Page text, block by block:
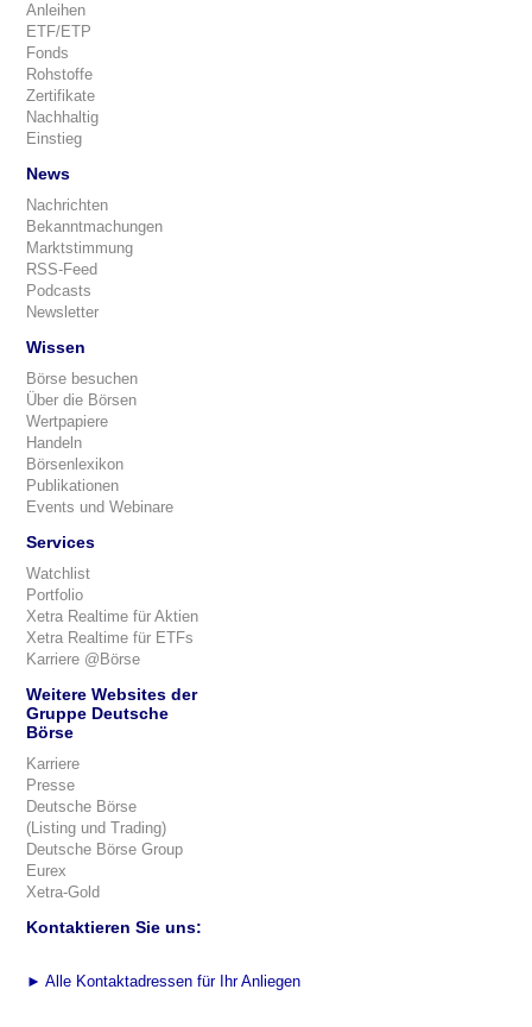
Anleihen
ETF/ETP
Fonds
Rohstoffe
Zertifikate
Nachhaltig
Einstieg
News
Nachrichten
Bekanntmachungen
Marktstimmung
RSS-Feed
Podcasts
Newsletter
Wissen
Börse besuchen
Über die Börsen
Wertpapiere
Handeln
Börsenlexikon
Publikationen
Events und Webinare
Services
Watchlist
Portfolio
Xetra Realtime für Aktien
Xetra Realtime für ETFs
Karriere @Börse
Weitere Websites der
Gruppe Deutsche
Börse
Karriere
Presse
Deutsche Börse
(Listing und Trading)
Deutsche Börse Group
Eurex
Xetra-Gold
Kontaktieren Sie uns:
► Alle Kontaktadressen für Ihr Anliegen